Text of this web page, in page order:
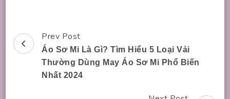
Post
Navigation
Prev Post
Áo Sơ Mi Là Gì? Tìm Hiểu 5 Loại Vải
Thường Dùng May Áo Sơ Mi Phổ Biến
Nhất 2024